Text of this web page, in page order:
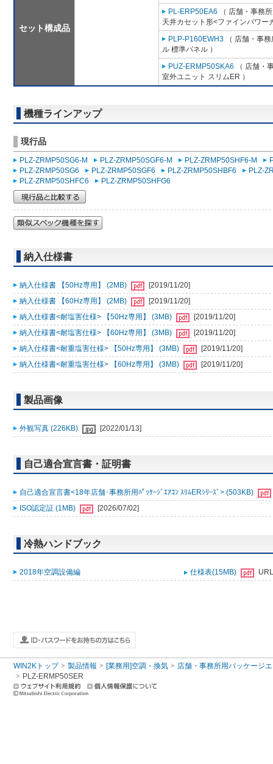
セット構成品
PL-ERP50EA6 （ 店舗・事務
天井カセット形<ファインパワー
PLP-P160EWH3 （ 店舗・事
ル 標準パネル ）
PUZ-ERMP50SKA6 （ 店舗・
室外ユニット スリムER ）
機種ラインアップ
現行品
PLZ-ZRMP50SG6-M PLZ-ZRMP50SGF6-M PLZ-ZRMP50SHF6-M
PLZ-ZRMP50SG6
PLZ-ZRMP50SGF6 PLZ-ZRMP50SHBF6
PLZ-
PLZ-ZRMP50SHFC6
PLZ-ZRMP50SHFG6
納入仕様書
納入仕様書 【50Hz専用】 (2MB)
[2019/11/20]
納入仕様書 【60Hz専用】 (2MB)
[2019/11/20]
納入仕様書<耐塩害仕様> 【50Hz専用】 (3MB)
[2019/11/20]
納入仕様書<耐塩害仕様> 【60Hz専用】 (3MB)
[2019/11/20]
納入仕様書<耐重塩害仕様> 【50Hz専用】 (3MB)
[2019/11/20]
納入仕様書<耐重塩害仕様> 【60Hz専用】 (3MB)
[2019/11/20]
製品画像
外観写真 (226KB) [2022/01/13]
自己適合宣言書・証明書
自己適合宣言書<18年店舗･事務所用ﾊﾟｯｹｰｼﾞｴｱｺﾝ ｽﾘﾑERｼﾘｰｽﾞ> (503KB)
ISO認定証 (1MB)
[2026/07/02]
冷熱ハンドブック
2018年空調設備編 仕様表(15MB) URL
WIN2Kトップ 製品情報 [業務用]空調・換気
店舗・事務所用パッケージ
PLZ-ERMP50SER